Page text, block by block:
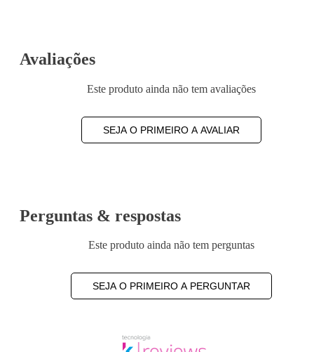
Avaliações
Este produto ainda não tem avaliações
SEJA O PRIMEIRO A AVALIAR
Perguntas & respostas
Este produto ainda não tem perguntas
SEJA O PRIMEIRO A PERGUNTAR